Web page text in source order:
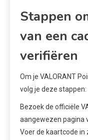
Stappen
van een
verifiëren
Om je VALORANT
volg je deze stappen:
Bezoek de officiële
aangewezen pagina
Voer de kaartcode in